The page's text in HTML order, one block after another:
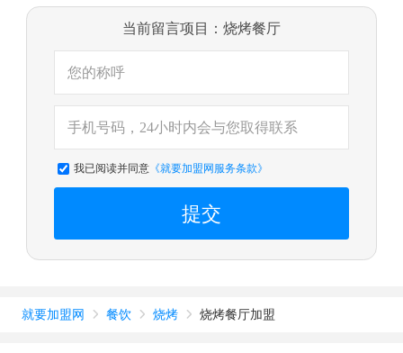
当前留言项目：烧烤餐厅
我已阅读并同意《就要加盟网服务条款》
提交
就要加盟网  餐饮  烧烤  烧烤餐厅加盟